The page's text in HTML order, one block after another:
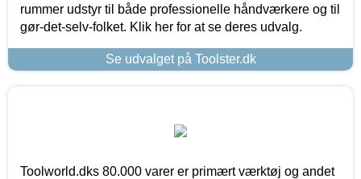
rummer udstyr til både professionelle håndværkere og til
gør-det-selv-folket. Klik her for at se deres udvalg.
Se udvalget på Toolster.dk
Toolworld.dks 80.000 varer er primært værktøj og andet